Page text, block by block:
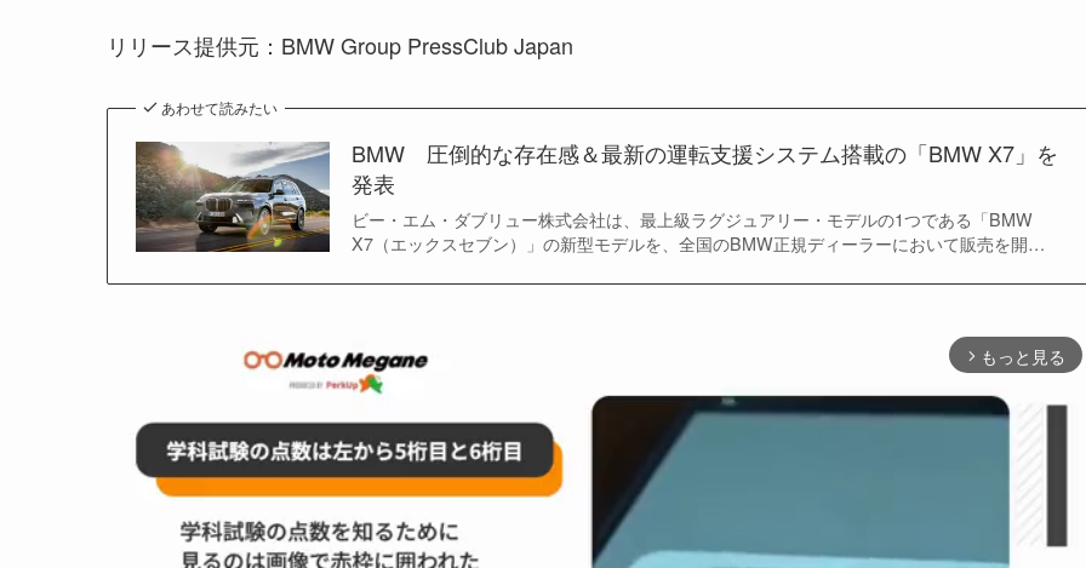
リリース提供元：BMW Group PressClub Japan
あわせて読みたい
BMW 圧倒的な存在感＆最新の運転支援システム搭載の「BMW X7」を
発表
ビー・エム・ダブリュー株式会社は、最上級ラグジュアリー・モデルの1つである「BMW
X7（エックスセブン）」の新型モデルを、全国のBMW正規ディーラーにおいて販売を開…
arrow_forward_ios もっと見る